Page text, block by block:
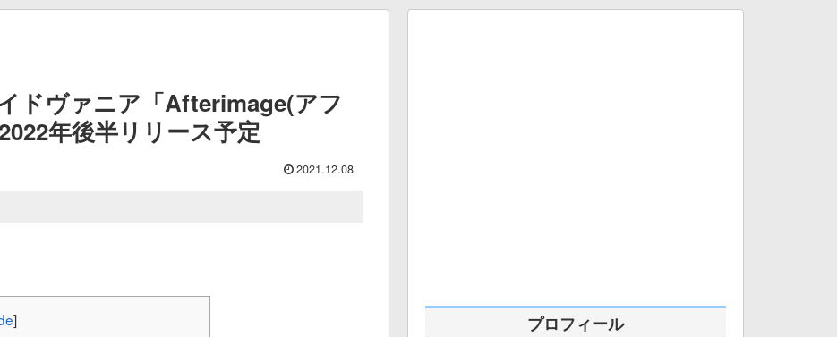
ドヴァニア「Afterimage(アフ
年後半リリース予定
2021.12.08
] プロフィール